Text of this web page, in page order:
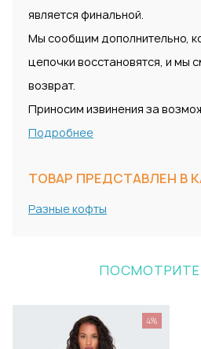
является финальной.
Мы сообщим дополнительно,
цепочки восстановятся, и мы
возврат.
Приносим извинения за
Подробнее
ТОВАР ПРЕДСТАВЛЕН В
Разные кофты
4%